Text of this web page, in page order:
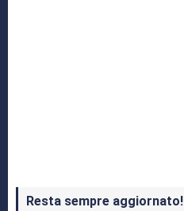
Resta sempre aggiornato!